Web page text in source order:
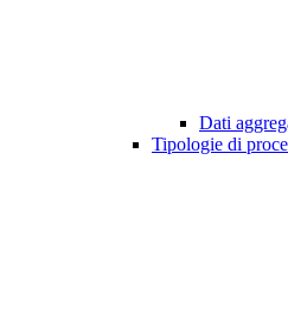
Dati
Tipologie di